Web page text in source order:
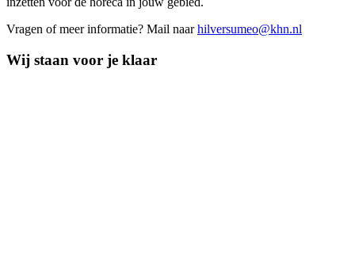
Vragen of meer informatie? Mail naarhilversumeo@khn.nl
Wij staan voor je klaar